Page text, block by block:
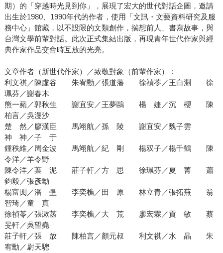
期）的「穿越時光見到你」，展現了宏大的世代對話企圖，邀請
出生於1980、1990年代的作者，使用「文訊・文藝資料研究及服
務中心」館藏，以不設限的文類創作，揣想前人、書寫故事，與
台灣文學前輩對話。此次正式集結出版，再現青年世代作家與經
典作家作品交會時互放的光亮。
文章作者（新世代作家）／致敬對象（前輩作家）：
利文祺／陳虛谷 朱宥勳／張道藩 徐禎苓／王白淵 徐
珮芬／謝春木
熊一蘋／郭秋生 謝宜安／王夢鷗 楊 婕／沉 櫻 陳
柏言／吳漫沙
楚 然／廖漢臣 馬翊航／孫 陵 謝宜安／魏子雲
神 神／子 于
鍾秩維／周金波 馬翊航／紀 剛 楊双子／楊千鶴 陳
令洋／羊令野
陳令洋／葉 泥 莊子軒／方 思 徐珮芬／夏 菁 蕭
鈞毅／張彥勳
楊富閔／潘 壘 李奕樵／田 原 林立青／張拓蕪 翁
智琦／童 真
徐禎苓／張漱菡 李奕樵／大 荒 廖宏霖／貢 敏 蔡
旻軒／吳望堯
莊子軒／張 放 陳柏言／顏元叔 利文祺／水 晶 朱
宥勳／尉天驄